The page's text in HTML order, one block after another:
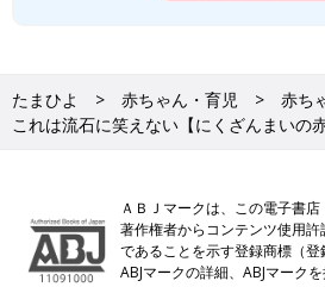
たまひよ 赤ちゃん・育児 赤ち
これは流石に笑えない【にくざんまいの
ＡＢＪマークは、この電子書店
著作権者からコンテンツ使用
であることを示す登録商標（登
ABJマークの詳細、ABJマーク